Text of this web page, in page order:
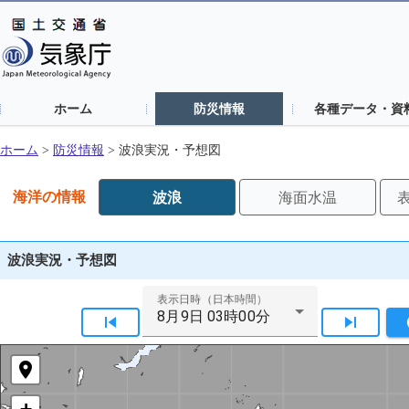
ホーム 防災情報 各種データ・資
ホーム > 防災情報 > 波浪実況・予想図
海洋の情報 波浪 海面水温
波浪実況・予想図
skip_previous 8月9日 03時00分
表示日時（日本時間）
skip_next
location_on